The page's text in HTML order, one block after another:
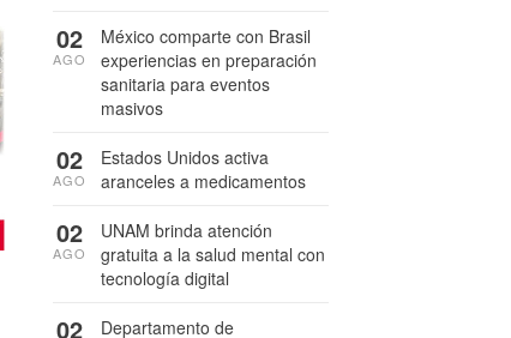
México comparte con Brasil
experiencias en preparación
sanitaria para eventos
masivos
02
AGO
Estados Unidos activa
aranceles a medicamentos
02
AGO
UNAM brinda atención
gratuita a la salud mental con
tecnología digital
02
AGO
Departamento de
02